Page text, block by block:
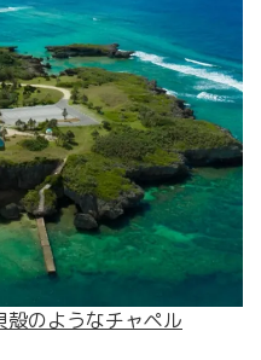
殻のようなチャペル